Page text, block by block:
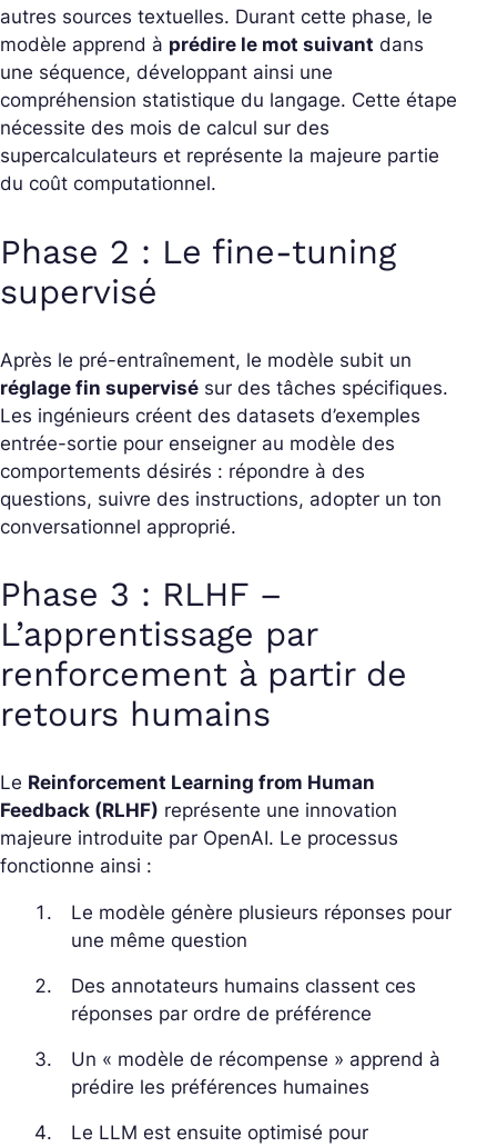
autres sources textuelles. Durant cette phase, le
modèle apprend à prédire le mot suivant dans
une séquence, développant ainsi une
compréhension statistique du langage. Cette étape
nécessite des mois de calcul sur des
supercalculateurs et représente la majeure partie
du coût computationnel.
Phase 2 : Le fine-tuning
supervisé
Après le pré-entraînement, le modèle subit un
réglage fin supervisé sur des tâches spécifiques.
Les ingénieurs créent des datasets d’exemples
entrée-sortie pour enseigner au modèle des
comportements désirés : répondre à des
questions, suivre des instructions, adopter un ton
conversationnel approprié.
Phase 3 : RLHF –
L’apprentissage par
renforcement à partir de
retours humains
Le Reinforcement Learning from Human
Feedback (RLHF) représente une innovation
majeure introduite par OpenAI. Le processus
fonctionne ainsi :
Le modèle génère plusieurs réponses pour
une même question
Des annotateurs humains classent ces
réponses par ordre de préférence
Un « modèle de récompense » apprend à
prédire les préférences humaines
Le LLM est ensuite optimisé pour